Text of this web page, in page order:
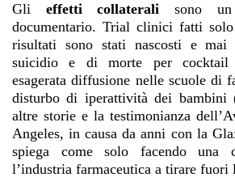
Gli effetti collaterali sono
documentario. Trial clinici fatti
risultati sono stati nascosti e
suicidio e di morte per
esagerata diffusione nelle scuole di
disturbo di iperattività dei bambini
altre storie e la testimonianza
Angeles, in causa da anni con la
spiega come solo facendo una
l’industria farmaceutica a tirare fuori